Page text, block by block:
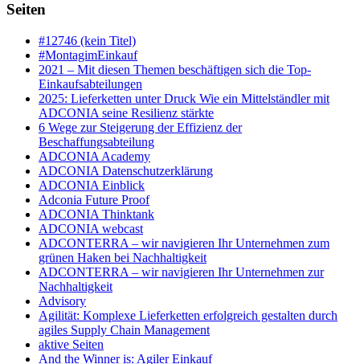
Seiten
#12746 (kein Titel)
#MontagimEinkauf
2021 – Mit diesen Themen beschäftigen sich die Top-
Einkaufsabteilungen
2025: Lieferketten unter Druck Wie ein Mittelständler mit
ADCONIA seine Resilienz stärkte
6 Wege zur Steigerung der Effizienz der
Beschaffungsabteilung
ADCONIA Academy
ADCONIA Datenschutzerklärung
ADCONIA Einblick
Adconia Future Proof
ADCONIA Thinktank
ADCONIA webcast
ADCONTERRA – wir navigieren Ihr Unternehmen zum
grünen Haken bei Nachhaltigkeit
ADCONTERRA – wir navigieren Ihr Unternehmen zur
Nachhaltigkeit
Advisory
Agilität: Komplexe Lieferketten erfolgreich gestalten durch
agiles Supply Chain Management
aktive Seiten
And the Winner is: Agiler Einkauf